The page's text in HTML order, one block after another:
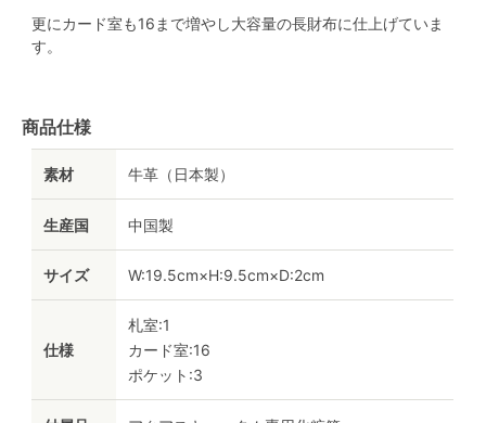
更にカード室も16まで増やし大容量の長財布に仕上げていま
す。
商品仕様
素材 牛革（日本製）
生産国 中国製
サイズ W:19.5cm×H:9.5cm×D:2cm
仕様
札室:1
カード室:16
ポケット:3